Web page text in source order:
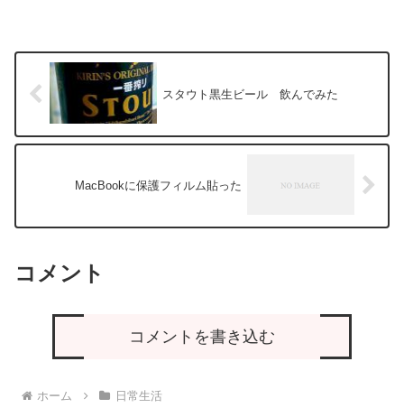
スタウト黒生ビール 飲んでみた
MacBookに保護フィルム貼った
コメント
コメントを書き込む
ホーム 日常生活